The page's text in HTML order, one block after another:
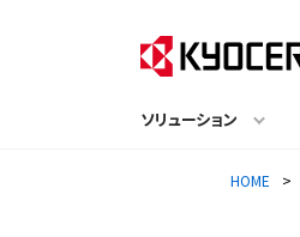
ソリューション
HOME >